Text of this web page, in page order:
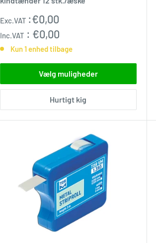
Udsalgspris
Exc.VAT :€0,00
Inc.VAT : €0,00
Kun 1 enhed tilbage
Vælg muligheder
Hurtigt kig